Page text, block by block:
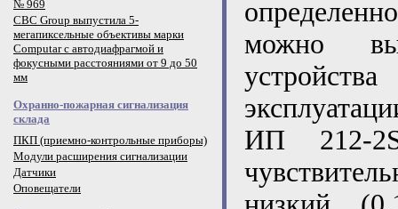
№ 969
CBC Group выпустила 5-
мегапиксельные объективы марки
Computar с автодиафрагмой и
фокусными расстояниями от 9 до 50
мм
Охранно-пожарная сигнализация
склада
ПКП (приемно-контрольные приборы)
Модули расширения сигнализации
Датчики
Оповещатели
можно
ИП 212-